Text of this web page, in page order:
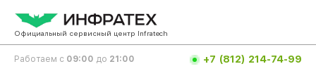
Официальный сервисный центр Infratech
Работаем с 09:00 до 21:00 +7 (812) 214-74-99